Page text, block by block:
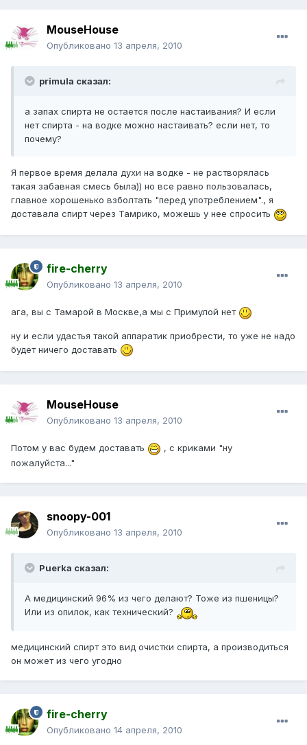
MouseHouse
Опубликовано 13 апреля, 2010
primula сказал:
а запах спирта не остается после настаивания? И если
нет спирта - на водке можно настаивать? если нет, то
почему?
Я первое время делала духи на водке - не растворялась
такая забавная смесь была)) но все равно пользовалась,
главное хорошенько взболтать "перед употреблением"., я
доставала спирт через Тамрико, можешь у нее спросить
fire-cherry
Опубликовано 13 апреля, 2010
ага, вы с Тамарой в Москве,а мы с Примулой нет
ну и если удастья такой аппаратик приобрести, то уже не надо
будет ничего доставать
MouseHouse
Опубликовано 13 апреля, 2010
Потом у вас будем доставать
, с криками "ну
пожалуйста..."
snoopy-001
Опубликовано 13 апреля, 2010
Puerka сказал:
А медицинский 96% из чего делают? Тоже из пшеницы?
Или из опилок, как технический?
медицинский спирт это вид очистки спирта, а производиться
он может из чего угодно
fire-cherry
Опубликовано 14 апреля, 2010